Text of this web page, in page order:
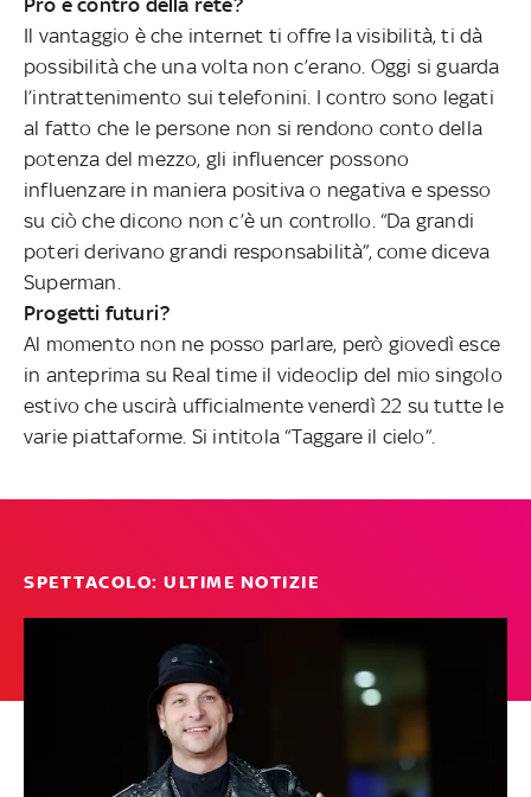
Pro e contro della rete?
Il vantaggio è che internet ti offre la visibilità, ti dà
possibilità che una volta non c’erano. Oggi si guarda
l’intrattenimento sui telefonini. I contro sono legati
al fatto che le persone non si rendono conto della
potenza del mezzo, gli influencer possono
influenzare in maniera positiva o negativa e spesso
su ciò che dicono non c’è un controllo. “Da grandi
poteri derivano grandi responsabilità”, come diceva
Superman.
Progetti futuri?
Al momento non ne posso parlare, però giovedì esce
in anteprima su Real time il videoclip del mio singolo
estivo che uscirà ufficialmente venerdì 22 su tutte le
varie piattaforme. Si intitola “Taggare il cielo”.
SPETTACOLO: ULTIME NOTIZIE